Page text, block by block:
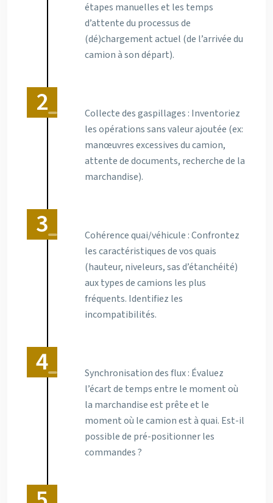
étapes manuelles et les temps
d’attente du processus de
(dé)chargement actuel (de l’arrivée du
camion à son départ).
Collecte des gaspillages : Inventoriez
les opérations sans valeur ajoutée (ex:
manœuvres excessives du camion,
attente de documents, recherche de la
marchandise).
Cohérence quai/véhicule : Confrontez
les caractéristiques de vos quais
(hauteur, niveleurs, sas d’étanchéité)
aux types de camions les plus
fréquents. Identifiez les
incompatibilités.
Synchronisation des flux : Évaluez
l’écart de temps entre le moment où
la marchandise est prête et le
moment où le camion est à quai. Est-il
possible de pré-positionner les
commandes ?